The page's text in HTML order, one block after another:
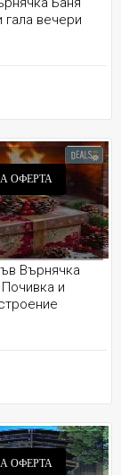
гала вечери
ОФЕРТА
Върнячка
и
ОФЕРТА